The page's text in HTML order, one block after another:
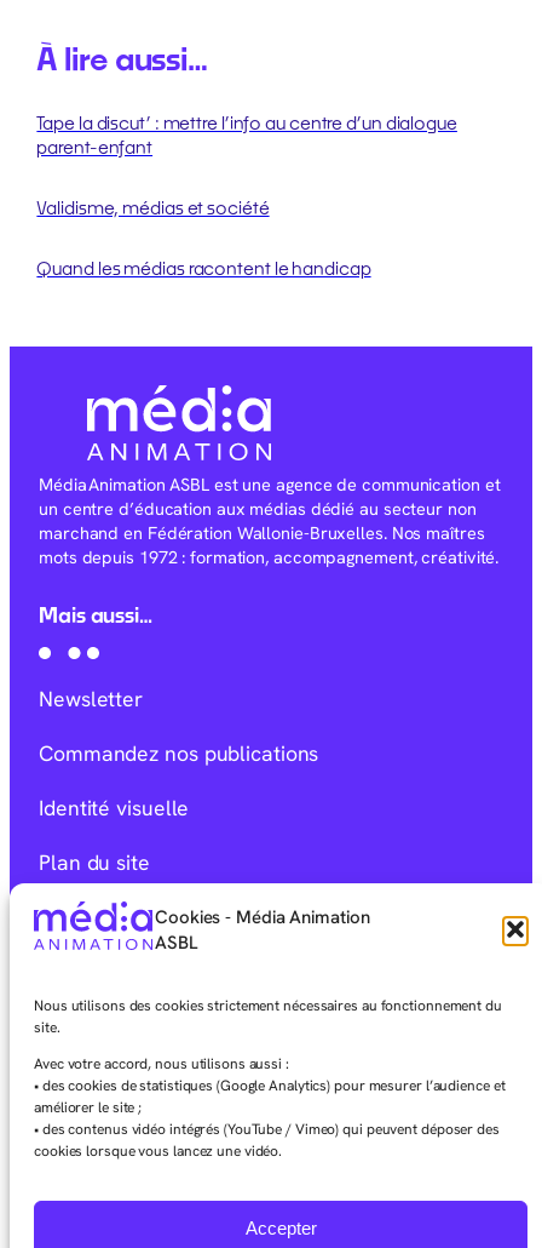
Cookies - Média Animation
ASBL
Nous utilisons des cookies strictement nécessaires au fonctionnement du
site.
Avec votre accord, nous utilisons aussi :
• des cookies de statistiques (Google Analytics) pour mesurer l’audience et
améliorer le site ;
• des contenus vidéo intégrés (YouTube / Vimeo) qui peuvent déposer des
cookies lorsque vous lancez une vidéo.
Accepter
À lire aussi…
Tape la discut’ : mettre l’info au centre d’un dialogue
parent-enfant
Validisme, médias et société
Quand les médias racontent le handicap
Média Animation ASBL est une agence de communication et
un centre d’éducation aux médias dédié au secteur non
marchand en Fédération Wallonie-Bruxelles. Nos maîtres
mots depuis 1972 : formation, accompagnement, créativité.
Mais aussi…
Newsletter
Commandez nos publications
Identité visuelle
Plan du site
Mentions Légales
Charte éditoriale
FacebookInstagramLinkedInVimeoYoutubeMixcloud